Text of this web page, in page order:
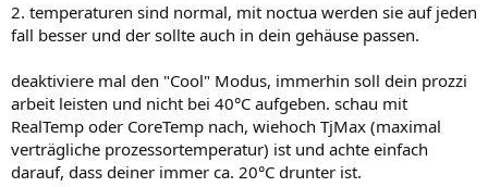
2. temperaturen sind normal, mit noctua werden sie auf jeden
fall besser und der sollte auch in dein gehäuse passen.
deaktiviere mal den "Cool" Modus, immerhin soll dein prozzi
arbeit leisten und nicht bei 40°C aufgeben. schau mit
RealTemp oder CoreTemp nach, wiehoch TjMax (maximal
verträgliche prozessortemperatur) ist und achte einfach
darauf, dass deiner immer ca. 20°C drunter ist.